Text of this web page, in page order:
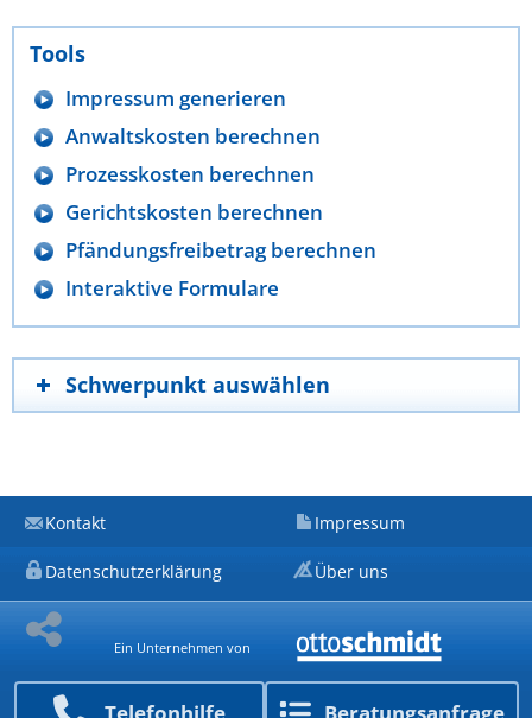
Tools
Impressum generieren
Anwaltskosten berechnen
Prozesskosten berechnen
Gerichtskosten berechnen
Pfändungsfreibetrag berechnen
Interaktive Formulare
Schwerpunkt auswählen
Kontakt Impressum
Datenschutzerklärung Über uns
Ein Unternehmen von